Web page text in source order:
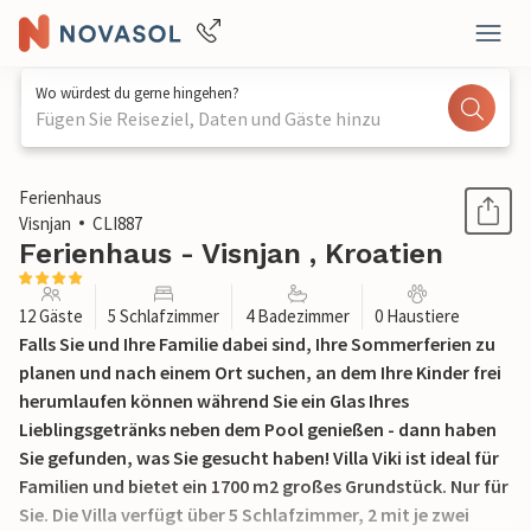
Wo würdest du gerne hingehen?
Fügen Sie Reiseziel, Daten und Gäste hinzu
1 / 47
Ferienhaus
Visnjan
CLI887
Ferienhaus - Visnjan , Kroatien
12 Gäste 5 Schlafzimmer 4 Badezimmer 0 Haustiere
Falls Sie und Ihre Familie dabei sind, Ihre Sommerferien zu
planen und nach einem Ort suchen, an dem Ihre Kinder frei
herumlaufen können während Sie ein Glas Ihres
Lieblingsgetränks neben dem Pool genießen - dann haben
Sie gefunden, was Sie gesucht haben! Villa Viki ist ideal für
Familien und bietet ein 1700 m2 großes Grundstück. Nur für
Sie. Die Villa verfügt über 5 Schlafzimmer, 2 mit je zwei